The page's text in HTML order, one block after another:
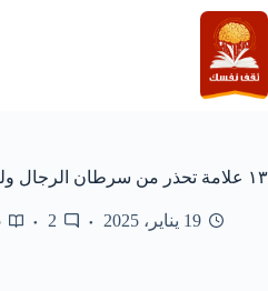
التجاوز
إلى
المحتوى
١٣ علامة تحذر من سرطان الرجال وللأسف يتم تجاهلها
19 يناير، 2025 2